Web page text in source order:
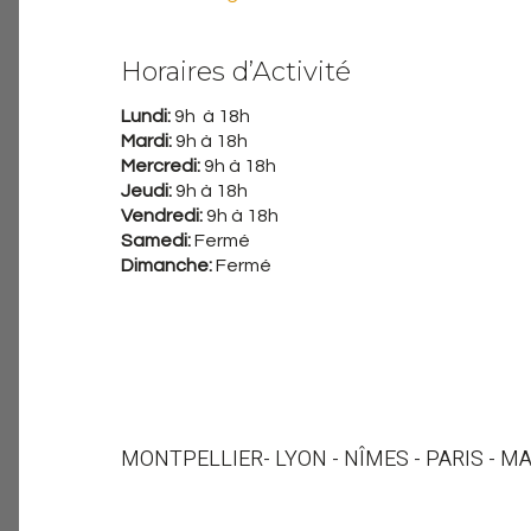
Horaires d’Activité
Lundi:9h à 18h
Mardi:9h à 18h
Mercredi:9h à 18h
Jeudi:9h à 18h
Vendredi:9h à 18h
Samedi:Fermé
Dimanche:Fermé
MONTPELLIER- LYON - NÎMES - PARIS -